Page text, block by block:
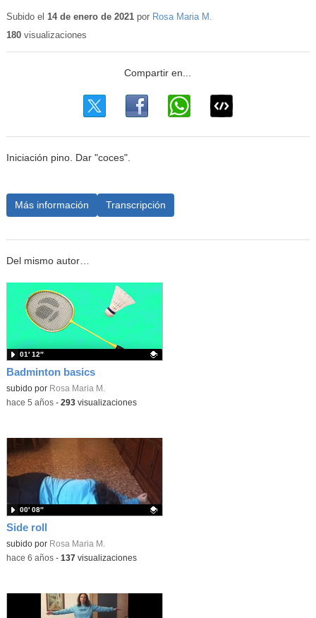
educativo
Subido el 14 de enero de 2021por Rosa Maria M.
180visualizaciones
Iniciación pino. Dar "coces".
Más información Transcripción
Del mismo autor…
Badminton basics
Contenido educativo.
subido por Rosa Maria M.
01′ 12″
-hace 5 años- 293visualizaciones
Side roll
Contenido educativo.
subido por Rosa Maria M.
00′ 08″
-hace 6 años- 137 visualizaciones